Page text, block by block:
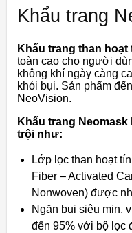
Khẩu trang
Khẩu trang than hoạt
toàn cao cho người
không khí ngày càng
khói bụi. Sản phẩm
NeoVision.
Khẩu trang
trội như:
Lớp lọc than hoạt
Fiber – Activated
Nonwoven) được
Ngăn bụi siêu mịn,
đến 95% với bộ lọc